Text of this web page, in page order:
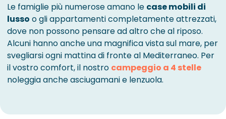
Le famiglie più numerose amano le case mobili di
lusso o gli appartamenti completamente attrezzati,
dove non possono pensare ad altro che al riposo.
Alcuni hanno anche una magnifica vista sul mare, per
svegliarsi ogni mattina di fronte al Mediterraneo. Per
il vostro comfort, il nostro campeggio a 4 stelle
noleggia anche asciugamani e lenzuola.